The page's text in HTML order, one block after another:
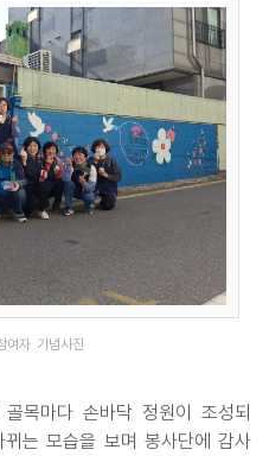
여자 기념사진
목마다 손바닥 정원이 조성되
는 모습을 보며 봉사단에 감사